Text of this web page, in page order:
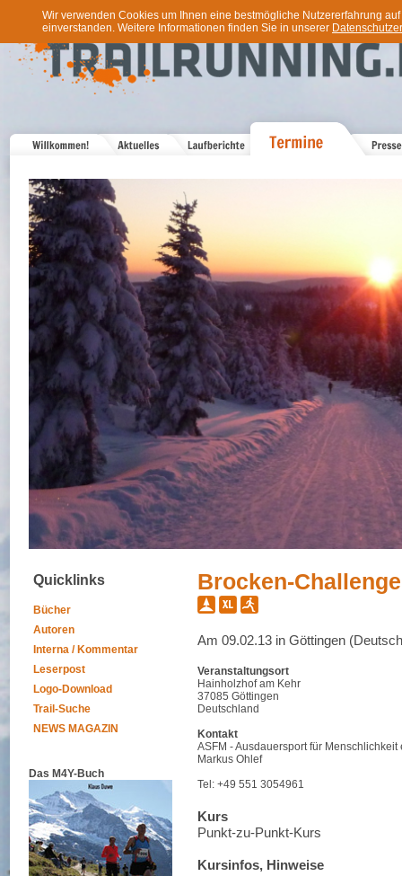
Wir verwenden Cookies um Ihnen eine bestmögliche Nutzererfahrung
einverstanden. Weitere Informationen finden Sie in unserer
Quicklinks
Bücher
Autoren
Interna / Kommentar
Leserpost
Logo-Download
Trail-Suche
NEWS MAGAZIN
Das M4Y-Buch
Brocken-Challenge
Am 09.02.13 in Göttingen
Veranstaltungsort
Hainholzhof am Kehr
37085 Göttingen
Deutschland
Kontakt
ASFM - Ausdauersport für Menschlichkeit
Markus Ohlef
Tel: +49 551 3054961
Kurs
Punkt-zu-Punkt-Kurs
Kursinfos, Hinweise